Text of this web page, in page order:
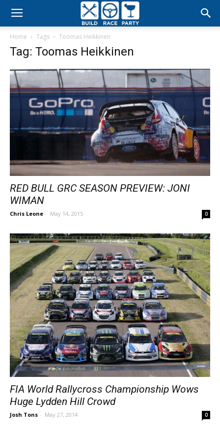
Build
Party
Home Tags Toomas Heikkinen
Tag: Toomas Heikkinen
RED BULL GRC SEASON PREVIEW: JONI
WIMAN
Chris Leone - May 14, 2015 0
FIA World Rallycross Championship Wows
Huge Lydden Hill Crowd
Josh Tons - May 27, 2014 0